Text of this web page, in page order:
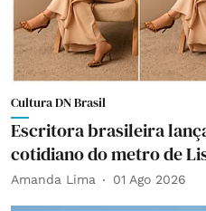
Cultura DN Brasil
Escritora brasileira
cotidiano do metro de
Amanda Lima 01 Ago 2026